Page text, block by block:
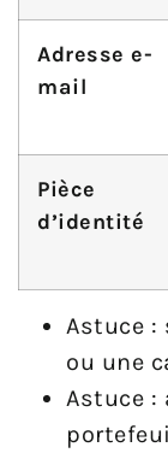
Adresse e-
mail
Pièce
d’identité
Astuce :
ou une
Astuce :